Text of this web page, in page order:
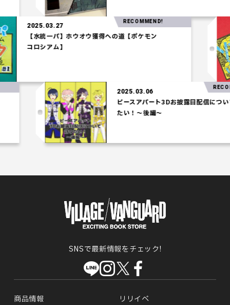
2025.03.27
【水統一パ】ホウオウ獲得への道【ポケモン
コロシアム】
RECOMMEND!
2025.03.06
ピースアパート3Dお披露目配信について語り
たい！～後編～
RECOMMEND!
SNSで最新情報をチェック!
商品情報
リリイベ